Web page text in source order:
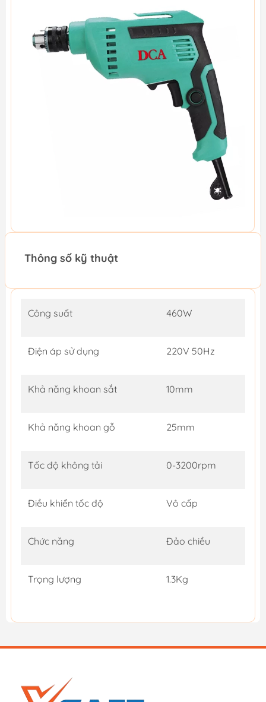
Thông số kỹ thuật
Công suất 460W
Điện áp sử dụng 220V 50Hz
Khả năng khoan sắt 10mm
Khả năng khoan gỗ 25mm
Tốc độ không tải 0-3200rpm
Điều khiển tốc độ Vô cấp
Chức năng Đảo chiều
Trọng lượng 1.3Kg